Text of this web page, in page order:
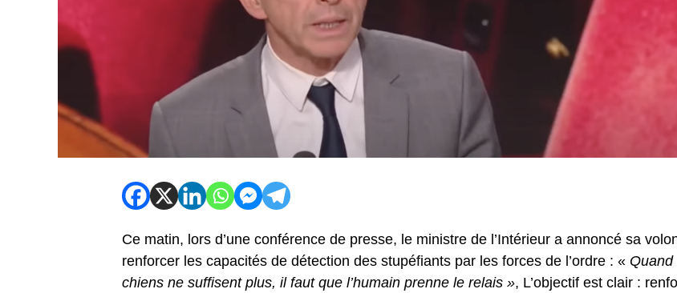
Ce matin, lors d’une conférence de presse, le ministre de l’Intérieur a annoncé sa
renforcer les capacités de détection des stupéfiants par les forces de l’ordre : « Quand
chiens ne suffisent plus, il faut que l’humain prenne le relais », L’objectif est clair :